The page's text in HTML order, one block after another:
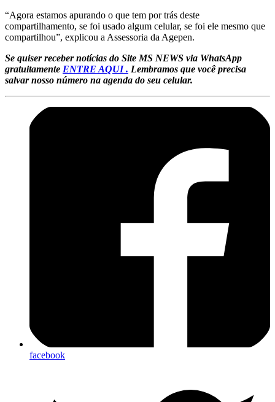
“Agora estamos apurando o que tem por trás deste
compartilhamento, se foi usado algum celular, se foi ele mesmo que
compartilhou”, explicou a Assessoria da Agepen.
Se quiser receber notícias do Site MS NEWS via WhatsApp
gratuitamente ENTRE AQUI . Lembramos que você precisa
salvar nosso número na agenda do seu celular.
facebook